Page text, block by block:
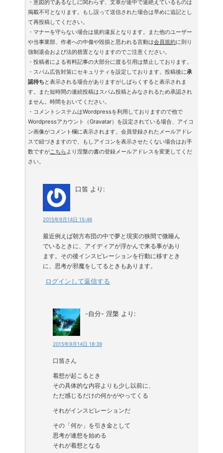
・意図的であるなしに関わらず、文章が途中で途絶えているものは
掲載不可となります。もし誤って送信された場合は早めに追記とし
て再投稿してください。
・マナーを守らない場合は規約違反となります。また他のユーザー
や当事業部、作者への中傷や毀損と思われる言動は会員規約に則り
強制退会および法的措置となりますのでご注意ください。
・投稿者による有料記事の大部分に渡る引用は禁止しております。
・スパム広告対策にセキュリティを設定しております。投稿後に承
認待ち と表示される場合がありますがしばらくすると表示されま
す。また短時間の連続投稿はスパム投稿とみなされるため承認され
ません。時間をおいてください。
・コメントシステムはWordpressを利用しておりますので他で
Wordpressアカウント（Gravatar）を設定されている場合、アイコ
ン画像がコメント欄に表示されます。会員登録されたメールアドレ
スで紐づきますので、もしアイコンを表示させたくない場合はお手
数ですがこちらより涅槃の書の登録メールアドレスを変更してくだ
さい。
口笛 より:
2015年9月14日 15:46
最近例えば朝方布団の中で夢と現実の狭間で微睡ん
でいるときに、アイディアが浮かんで来る事があり
ます。その後インスピレーションを行動に移すとき
に、思考が邪魔をしてるときもあります。
ログインして返信する
-自分- 涅槃 より:
2015年9月14日 18:39
口笛さん
着想が起こるとき
その具体的な内容よりも少し以前に、
ただ感じるだけの何かがやってくる
それがインスピレーションだ
その「何か」を引き金として
思考が連想を始める
それが着想となる